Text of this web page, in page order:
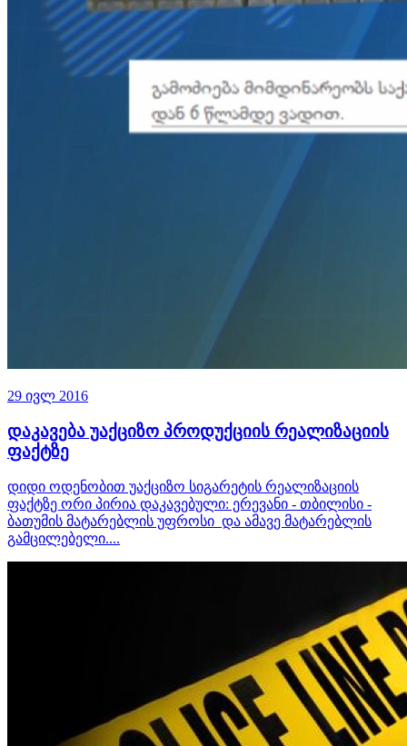
29 ივლ 2016
დაკავება უაქციზო პროდუქციის რეალიზაციის
ფაქტზე
დიდი ოდენობით უაქციზო სიგარეტის რეალიზაციის
ფაქტზე ორი პირია დაკავებული: ერევანი - თბილისი -
ბათუმის მატარებლის უფროსი და ამავე მატარებლის
გამცილებელი....